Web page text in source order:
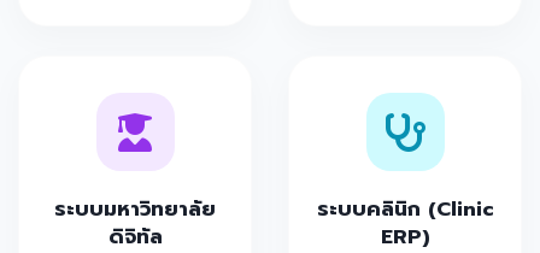
ระบบมหาวิทยาลัย
ดิจิทัล
ระบบคลินิก (Clinic
ERP)